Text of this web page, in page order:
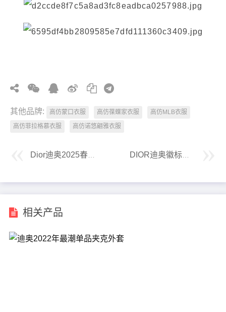
其他品牌: 高仿蒙口衣服 高仿葆蝶家衣服
高仿MLB衣服
高仿菲拉格慕衣服
高仿诺悠翩雅衣服
DIOR迪奥徽标刺绣牛仔套装
相关产品